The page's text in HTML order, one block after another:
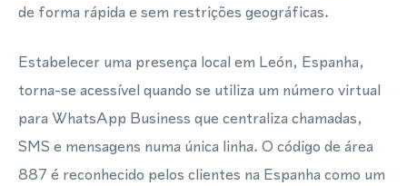
de forma rápida e sem restrições geográficas.
Estabelecer uma presença local em León, Espanha,
torna-se acessível quando se utiliza um número virtual
para WhatsApp Business que centraliza chamadas,
SMS e mensagens numa única linha. O código de área
887 é reconhecido pelos clientes na Espanha como um